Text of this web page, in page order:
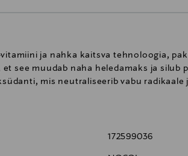
ja nahka kaitsva tehnoloogia,
see muudab naha heledamaks ja silub
mis neutraliseerib vabu
172599036